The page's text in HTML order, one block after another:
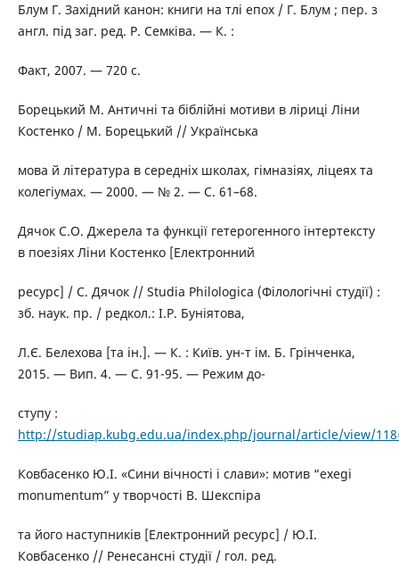
Блум Г. Західний канон: книги на тлі епох / Г. Блум ; пер. з
англ. під заг. ред. Р. Семківа. — К. :
Факт, 2007. — 720 с.
Борецький М. Античні та біблійні мотиви в ліриці Ліни
Костенко / М. Борецький // Українська
мова й література в середніх школах, гімназіях, ліцеях та
колегіумах. — 2000. — № 2. — C. 61–68.
Дячок С.О. Джерела та функції гетерогенного інтертексту
в поезіях Ліни Костенко [Електронний
ресурс] / С. Дячок // Studia Philologica (Філологічні студії) :
зб. наук. пр. / редкол.: І.Р. Буніятова,
Л.Є. Белехова [та ін.]. — К. : Київ. ун-т ім. Б. Грінченка,
2015. — Вип. 4. — С. 91-95. — Режим до-
ступу :
http://studiap.kubg.edu.ua/index.php/journal/article/view/
Ковбасенко Ю.І. «Сини вічності і слави»: мотив “exegi
monumentum” у творчості В. Шекспіра
та його наступників [Електронний ресурс] / Ю.І.
Ковбасенко // Ренесансні студії / гол. ред.